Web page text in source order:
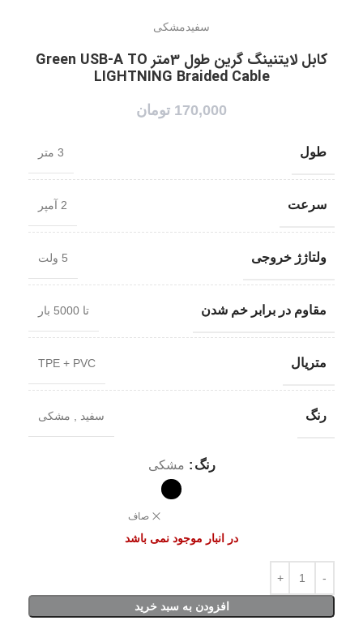
سفیدمشکی
کابل لایتنینگ گرین طول 3متر Green USB-A TO
LIGHTNING Braided Cable
170,000 تومان
طول 3 متر
سرعت 2 آمپر
ولتاژژ خروجی 5 ولت
مقاوم در برابر خم شدن تا 5000 بار
متریال TPE + PVC
رنگ سفید , مشکی
رنگ مشکی
صاف
در انبار موجود نمی باشد
افزودن به سبد خرید